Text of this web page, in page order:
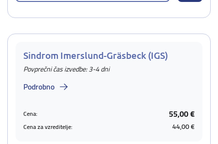
Sindrom Imerslund-Gräsbeck (IGS)
Povprečni čas izvedbe: 3-4 dni
Podrobno
Cena: 55,00 €
Cena za vzreditelje: 44,00 €